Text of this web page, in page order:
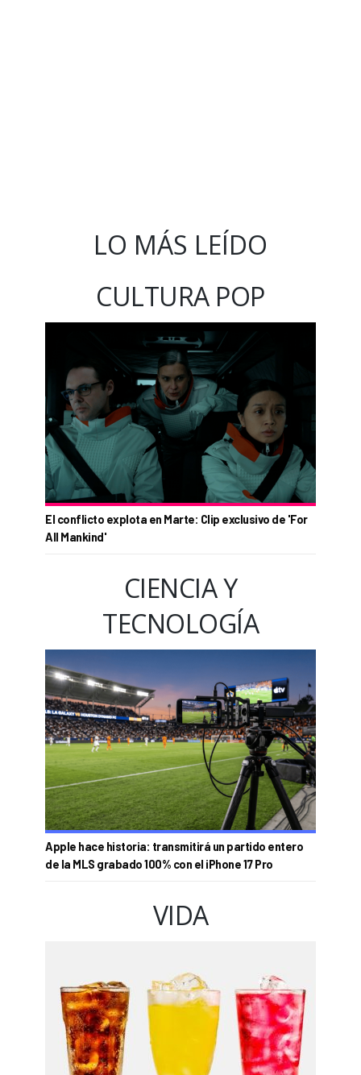
LO MÁS LEÍDO
CULTURA POP
El conflicto explota en Marte: Clip exclusivo de 'For
All Mankind'
CIENCIA Y
TECNOLOGÍA
Apple hace historia: transmitirá un partido entero
de la MLS grabado 100% con el iPhone 17 Pro
VIDA